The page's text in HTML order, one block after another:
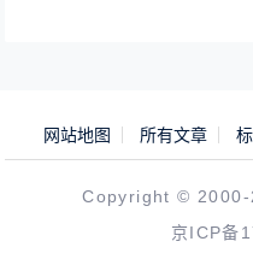
网站地图 所有文章
Copyright © 2000-
京ICP备